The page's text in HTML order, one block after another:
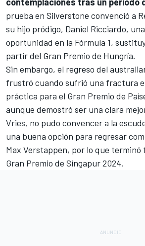
prueba en Silverstone convenció a
su hijo pródigo, Daniel Ricciardo,
oportunidad en la Fórmula 1,
partir del Gran Premio de Hungría.
Sin embargo, el regreso del
frustró cuando sufrió una fractura
práctica para el Gran Premio de
aunque demostró ser una clara
Vries, no pudo convencer a la
una buena opción para regresar
Max Verstappen, por lo que terminó
Gran Premio de Singapur 2024.